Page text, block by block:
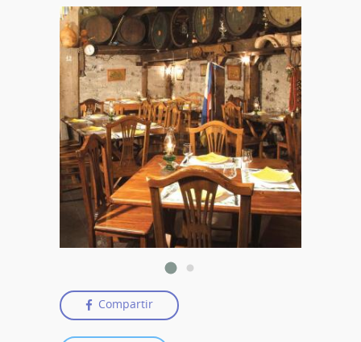
Compartir